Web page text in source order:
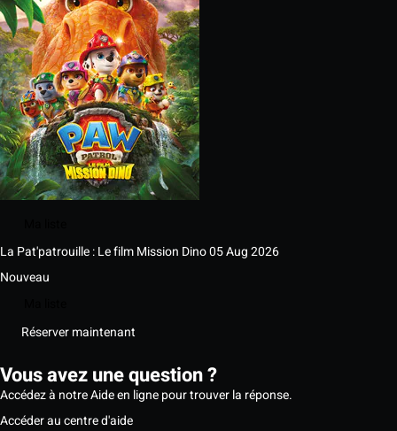
La Pat'patrouille : Le film Mission Dino05 Aug 2026
Nouveau
Réserver maintenant
Vous avez une question ?
Accédez à notre Aide en ligne pour trouver la réponse.
Accéder au centre d'aide